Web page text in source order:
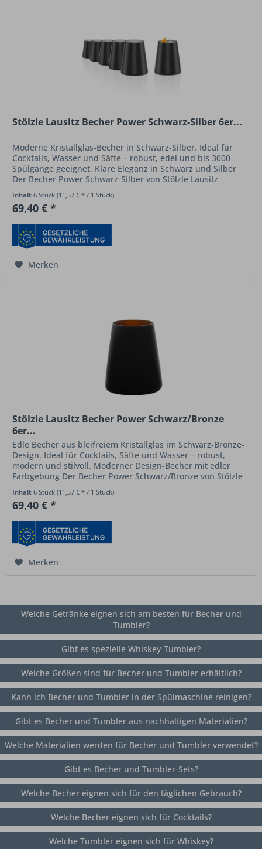
Stölzle Lausitz Becher Power Schwarz-Silber 6er...
Moderne Kristallglas-Becher in Schwarz-Silber. Ideal für
Cocktails, Wasser und Säfte – robust, edel und bis 3000
Spülgänge geeignet. Klare Eleganz in Schwarz und Silber
Der Becher Power Schwarz-Silber von Stölzle Lausitz
Inhalt6 Stück(11,57 € * / 1 Stück)
69,40 € *
Merken
Stölzle Lausitz Becher Power Schwarz/Bronze
6er...
Edle Becher aus bleifreiem Kristallglas im Schwarz-Bronze-
Design. Ideal für Cocktails, Säfte und Wasser – robust,
modern und stilvoll. Moderner Design-Becher mit edler
Farbgebung Der Becher Power Schwarz/Bronze von Stölzle
Inhalt6 Stück(11,57 € * / 1 Stück)
69,40 € *
Merken
Welche Getränke eignen sich am besten für Becher und
Tumbler?
Gibt es spezielle Whiskey-Tumbler?
Welche Größen sind für Becher und Tumbler erhältlich?
Kann ich Becher und Tumbler in der Spülmaschine reinigen?
Gibt es Becher und Tumbler aus nachhaltigen Materialien?
Welche Materialien werden für Becher und Tumbler verwendet?
Gibt es Becher und Tumbler-Sets?
Welche Becher eignen sich für den täglichen Gebrauch?
Welche Becher eignen sich für Cocktails?
Welche Tumbler eignen sich für Whiskey?